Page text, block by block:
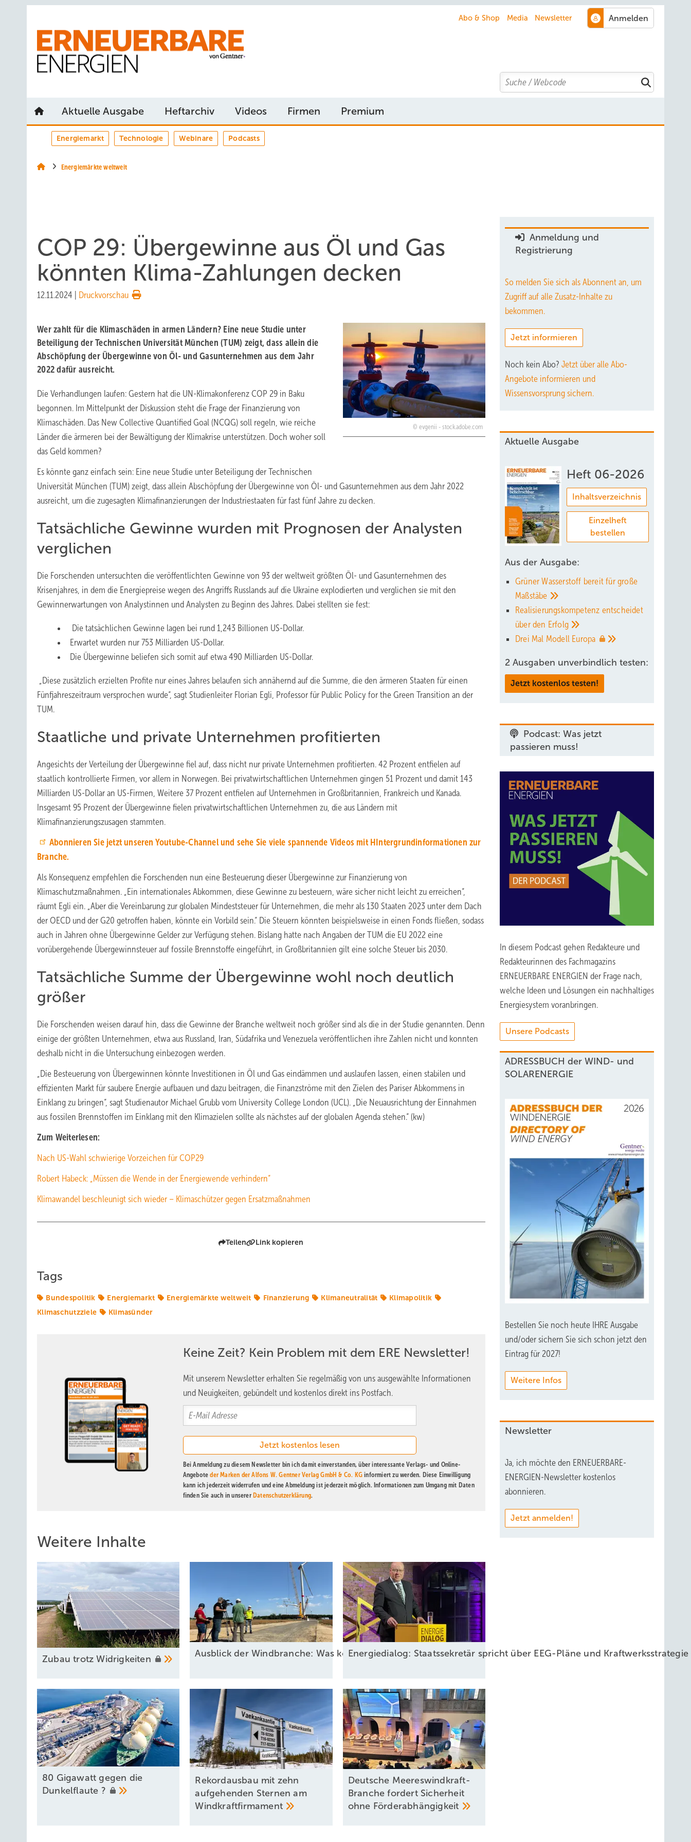
Abo & Shop Media Newsletter
Search
Aktuelle Ausgabe Heftarchiv Videos Firmen Premium
Energiemarkt Technologie Webinare Podcasts
Energiemärkte weltweit
COP 29: Übergewinne aus Öl und Gas
könnten Klima-Zahlungen decken
12.11.2024 Druckvorschau
evgenii - stock.adobe.com
Wer zahlt für die Klimaschäden in armen Ländern? Eine neue Studie unter
Beteiligung der Technischen Universität München (TUM) zeigt, dass allein die
Abschöpfung der Übergewinne von Öl- und Gasunternehmen aus dem Jahr
2022 dafür ausreicht.
Die Verhandlungen laufen: Gestern hat die UN-Klimakonferenz COP 29 in Baku
begonnen. Im Mittelpunkt der Diskussion steht die Frage der Finanzierung von
Klimaschäden. Das New Collective Quantified Goal (NCQG) soll regeln, wie reiche
Länder die ärmeren bei der Bewältigung der Klimakrise unterstützen. Doch woher soll
das Geld kommen?
Es könnte ganz einfach sein: Eine neue Studie unter Beteiligung der Technischen
Universität München (TUM) zeigt, dass allein Abschöpfung der Übergewinne von Öl- und Gasunternehmen aus dem Jahr 2022
ausreicht, um die zugesagten Klimafinanzierungen der Industriestaaten für fast fünf Jahre zu decken.
Tatsächliche Gewinne wurden mit Prognosen der Analysten
verglichen
Die Forschenden untersuchten die veröffentlichten Gewinne von 93 der weltweit größten Öl- und Gasunternehmen des
Krisenjahres, in dem die Energiepreise wegen des Angriffs Russlands auf die Ukraine explodierten und verglichen sie mit den
Gewinnerwartungen von Analystinnen und Analysten zu Beginn des Jahres. Dabei stellten sie fest:
Die tatsächlichen Gewinne lagen bei rund 1,243 Billionen US-Dollar.
Erwartet wurden nur 753 Milliarden US-Dollar.
Die Übergewinne beliefen sich somit auf etwa 490 Milliarden US-Dollar.
„Diese zusätzlich erzielten Profite nur eines Jahres belaufen sich annähernd auf die Summe, die den ärmeren Staaten für einen
Fünfjahreszeitraum versprochen wurde“, sagt Studienleiter Florian Egli, Professor für Public Policy for the Green Transition an der
TUM.
Staatliche und private Unternehmen profitierten
Angesichts der Verteilung der Übergewinne fiel auf, dass nicht nur private Unternehmen profitierten. 42 Prozent entfielen auf
staatlich kontrollierte Firmen, vor allem in Norwegen. Bei privatwirtschaftlichen Unternehmen gingen 51 Prozent und damit 143
Milliarden US-Dollar an US-Firmen, Weitere 37 Prozent entfielen auf Unternehmen in Großbritannien, Frankreich und Kanada.
Insgesamt 95 Prozent der Übergewinne fielen privatwirtschaftlichen Unternehmen zu, die aus Ländern mit
Klimafinanzierungszusagen stammten.
Abonnieren Sie jetzt unseren Youtube-Channel und sehe Sie viele spannende Videos mit HIntergrundinformationen zur
Branche.
Als Konsequenz empfehlen die Forschenden nun eine Besteuerung dieser Übergewinne zur Finanzierung von
Klimaschutzmaßnahmen. „Ein internationales Abkommen, diese Gewinne zu besteuern, wäre sicher nicht leicht zu erreichen“,
räumt Egli ein. „Aber die Vereinbarung zur globalen Mindeststeuer für Unternehmen, die mehr als 130 Staaten 2023 unter dem Dach
der OECD und der G20 getroffen haben, könnte ein Vorbild sein.“ Die Steuern könnten beispielsweise in einen Fonds fließen, sodass
auch in Jahren ohne Übergewinne Gelder zur Verfügung stehen. Bislang hatte nach Angaben der TUM die EU 2022 eine
vorübergehende Übergewinnsteuer auf fossile Brennstoffe eingeführt, in Großbritannien gilt eine solche Steuer bis 2030.
Tatsächliche Summe der Übergewinne wohl noch deutlich
größer
Die Forschenden weisen darauf hin, dass die Gewinne der Branche weltweit noch größer sind als die in der Studie genannten. Denn
einige der größten Unternehmen, etwa aus Russland, Iran, Südafrika und Venezuela veröffentlichen ihre Zahlen nicht und konnten
deshalb nicht in die Untersuchung einbezogen werden.
„Die Besteuerung von Übergewinnen könnte Investitionen in Öl und Gas eindämmen und auslaufen lassen, einen stabilen und
effizienten Markt für saubere Energie aufbauen und dazu beitragen, die Finanzströme mit den Zielen des Pariser Abkommens in
Einklang zu bringen“, sagt Studienautor Michael Grubb vom University College London (UCL). „Die Neuausrichtung der Einnahmen
aus fossilen Brennstoffen im Einklang mit den Klimazielen sollte als nächstes auf der globalen Agenda stehen.“ (kw)
Zum Weiterlesen:
Nach US-Wahl schwierige Vorzeichen für COP29
Robert Habeck: „Müssen die Wende in der Energiewende verhindern“
Klimawandel beschleunigt sich wieder – Klimaschützer gegen Ersatzmaßnahmen
Teilen Link kopieren
Tags
Bundespolitik Energiemarkt Energiemärkte weltweit Finanzierung Klimaneutralität
Klimapolitik
Klimaschutzziele
Klimasünder
Keine Zeit? Kein Problem mit dem ERE Newsletter!
Mit unserem Newsletter erhalten Sie regelmäßig von uns ausgewählte Informationen
und Neuigkeiten, gebündelt und kostenlos direkt ins Postfach.
Bei Anmeldung zu diesem Newsletter bin ich damit einverstanden, über interessante Verlags- und Online-
Angeboteder Marken der Alfons W. Gentner Verlag GmbH & Co. KG informiert zu werden. Diese Einwilligung
kann ich jederzeit widerrufen und eine Abmeldung ist jederzeit möglich. Informationen zum Umgang mit Daten
finden Sie auch in unserer Datenschutzerklärung.
Weitere Inhalte
Zubau trotzWidrigkeiten
Ausblick der Windbranche: Was kommt 2026?Energiedialog: Staatssekretär spricht über EEG-Pläne und
80 Gigawatt gegen die
Dunkelflaute ?
Rekordausbau mit zehn
aufgehenden Sternen am
Windkraftfirmament
Deutsche Meereswindkraft-
Branche fordert Sicherheit
ohne Förderabhängigkeit
Anmeldung und
Registrierung
So melden Sie sich als Abonnent an, um
Zugriff auf alle Zusatz-Inhalte zu
bekommen.
Jetzt informieren
Noch kein Abo? Jetzt über alle Abo-
Angebote informieren und
Wissensvorsprung sichern.
Aktuelle Ausgabe
Heft 06-2026
Inhaltsverzeichnis
Einzelheft
bestellen
Aus der Ausgabe:
Grüner Wasserstoff bereit für große
Maßstäbe
Realisierungskompetenz entscheidet
über den Erfolg
Drei Mal Modell Europa
2 Ausgaben unverbindlich testen:
Jetzt kostenlos testen!
Podcast: Was jetzt
passieren muss!
In diesem Podcast gehen Redakteure und
Redakteurinnen des Fachmagazins
ERNEUERBARE ENERGIEN der Frage nach,
welche Ideen und Lösungen ein nachhaltiges
Energiesystem voranbringen.
Unsere Podcasts
ADRESSBUCH der WIND- und
SOLARENERGIE
Bestellen Sie noch heute IHRE Ausgabe
und/oder sichern Sie sich schon jetzt den
Eintrag für 2027!
Weitere Infos
Newsletter
Ja, ich möchte den ERNEUERBARE-
ENERGIEN-Newsletter kostenlos
abonnieren.
Jetzt anmelden!